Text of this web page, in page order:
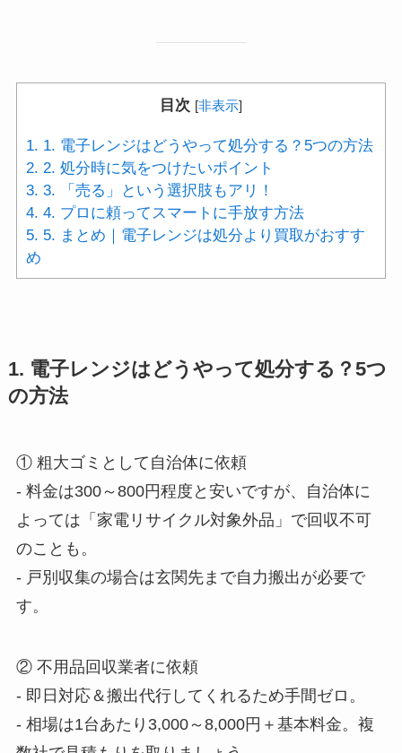
目次 [非表示]
1. 1. 電子レンジはどうやって処分する？5つの方法
2. 2. 処分時に気をつけたいポイント
3. 3. 「売る」という選択肢もアリ！
4. 4. プロに頼ってスマートに手放す方法
5. 5. まとめ｜電子レンジは処分より買取がおすす
め
1. 電子レンジはどうやって処分する？5つ
の方法
① 粗大ゴミとして自治体に依頼
‐ 料金は300～800円程度と安いですが、自治体に
よっては「家電リサイクル対象外品」で回収不可
のことも。
‐ 戸別収集の場合は玄関先まで自力搬出が必要で
す。
② 不用品回収業者に依頼
‐ 即日対応＆搬出代行してくれるため手間ゼロ。
‐ 相場は1台あたり3,000～8,000円＋基本料金。複